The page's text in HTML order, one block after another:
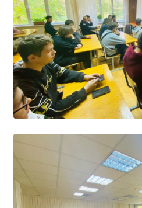
В помощь педагогам и
ПРОЧЕЕ
История нашего техникума
Фотографии техникума
ПОЛЕЗНЫЕ ССЫЛКИ
Министерство науки и
Главное управление
наркотиков
Общероссийская база
России"